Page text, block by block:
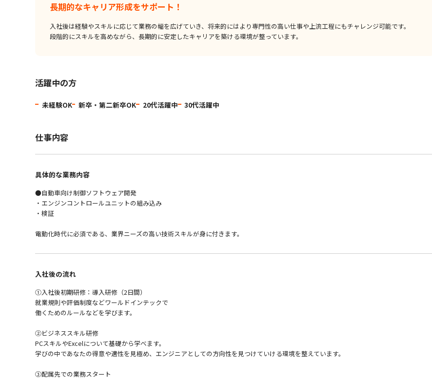
長期的なキャリア形成をサポート！
入社後は経験やスキルに応じて業務の幅を広げていき、将来的にはより専門性の高い仕事や上流工程にもチャレンジ可能です。
段階的にスキルを高めながら、長期的に安定したキャリアを築ける環境が整っています。
活躍中の方
未経験OK 新卒・第二新卒OK 20代活躍中 30代活躍中
仕事内容
具体的な業務内容
●自動車向け制御ソフトウェア開発
・エンジンコントロールユニットの組み込み
・検証
電動化時代に必須である、業界ニーズの高い技術スキルが身に付きます。
入社後の流れ
①入社後初期研修：導入研修（2日間）
就業規則や評価制度などワールドインテックで
働くためのルールなどを学びます。
②ビジネススキル研修
PCスキルやExcelについて基礎から学べます。
学びの中であなたの得意や適性を見極め、エンジニアとしての方向性を見つけていける環境を整えています。
③配属先での業務スタート